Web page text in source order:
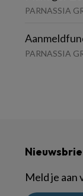
PARNASSIA
PARNASSIA
Meld je aan